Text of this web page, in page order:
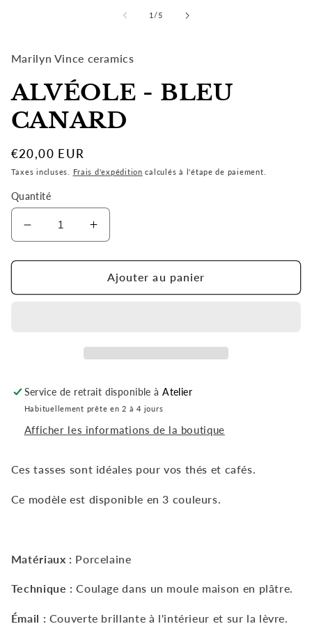
1 /de
5
Marilyn Vince ceramics
ALVÉOLE - BLEU
CANARD
Prix
habituel
€20,00 EUR
Taxes incluses. Frais d'expédition calculés à l'étape de paiement.
Quantité
Réduire
la
quantité
ALVÉOLE
Augmenter
la
quantité
de
ALVÉOLE
Ajouter au panier
Service de retrait disponible àAtelier
Habituellement prête en 2 à 4 jours
Afficher les informations de la boutique
Ces tasses sont idéales pour vos thés et cafés.
Ce modèle est disponible en 3 couleurs.
Matériaux : Porcelaine
Technique : Coulage dans un moule maison en plâtre.
Émail : Couverte brillante à l'intérieur et sur la lèvre.